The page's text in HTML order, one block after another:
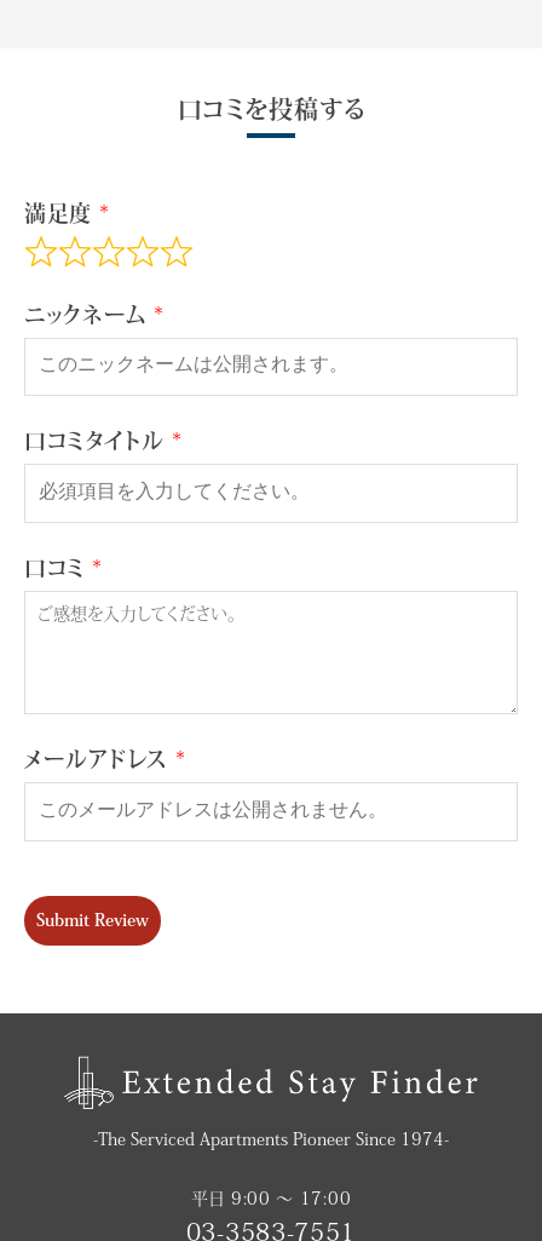
口コミを投稿する
満足度
ニックネーム
口コミタイトル
口コミ
メールアドレス
Submit Review
-The Serviced Apartments Pioneer Since 1974-
平日 9:00 〜 17:00
03-3583-7551